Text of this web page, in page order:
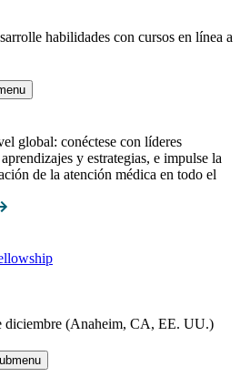
habilidades con cursos en línea a
global: conéctese con líderes
y estrategias, e impulse la
de la atención médica en todo el
diciembre (Anaheim, CA, EE. UU.)